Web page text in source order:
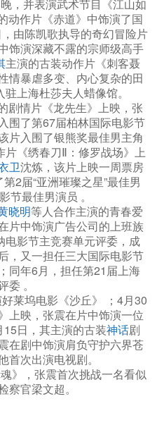
，并表演武术节目《江山如
动作片《赤道》中饰演了国
由陈凯歌执导的奇幻冒险片
饰演深藏不露的宗师级高手
主演的古装动作片《刺客聂
情暴虐多变、内心复杂的田
上海杜莎夫人蜡像馆。
剧情片《龙先生》上映，张
围了第67届柏林国际电影节
片入围了银熊奖最佳男主角
《绣春刀Ⅱ：修罗战场》上
卫沈炼，该片上映一周票房
2届“亚洲璀璨之星”最佳男
节最佳男演员 。
晓明等人合作主演的青春爱
片中饰演广告公司的上班族
影节主竞赛单元评委，成
，又一担任三大国际电影节
同年6月，担任第21届上海
。
莱坞电影《沙丘》 ；4月30
上映，张震在片中饰演一位
日，其主演的古装神话剧
在剧中饰演肩负守护六界苍
次出演电视剧。
》，张震首次挑战一名看似
官梁文超。